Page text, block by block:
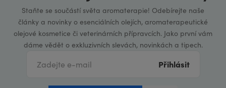
Staňte se součástí světa aromaterapie! Odebírejte naše
články a novinky o esenciálních olejích, aromaterapeutické
olejové kosmetice či veterinárních přípravcích. Jako první vám
dáme vědět o exkluzivních slevách, novinkách a tipech.
Přihlásit